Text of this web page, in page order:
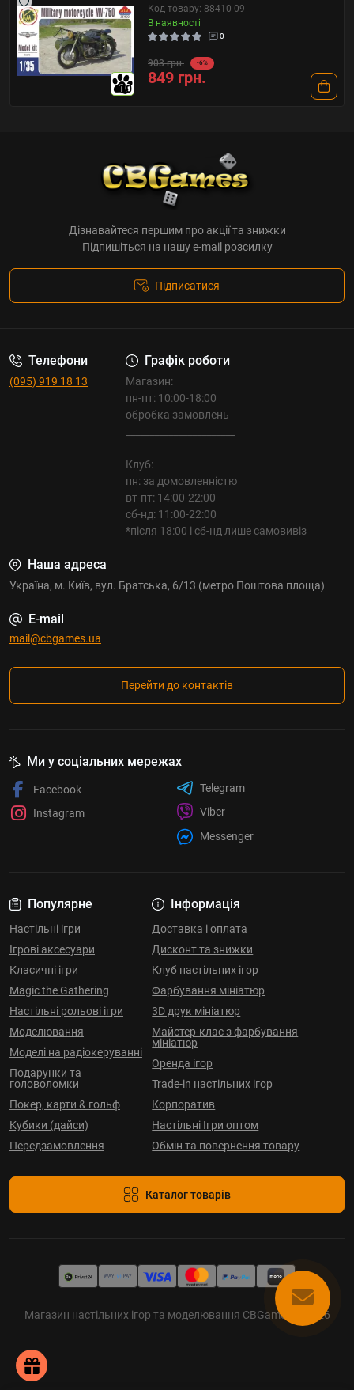
10
Код товару: 88410-09
В наявності
0
903 грн. -6%
849 грн.
Дізнавайтеся першим про акції та знижки
Підпишіться на нашу e-mail розсилку
Підписатися
Телефони
(095) 919 18 13
Графік роботи
Магазин:
пн-пт: 10:00-18:00
обробка замовлень
Клуб:
пн: за домовленністю
вт-пт: 14:00-22:00
сб-нд: 11:00-22:00
*після 18:00 і сб-нд лише самовивіз
Наша адреса
Україна, м. Київ, вул. Братська, 6/13 (метро Поштова площа)
E-mail
mail@cbgames.ua
Перейти до контактів
Популярне
Настільні ігри
Ігрові аксесуари
Класичні ігри
Magic the Gathering
Настільні рольові ігри
Моделювання
Моделі на радіокеруванні
Подарунки та
головоломки
Покер, карти & гольф
Кубики (дайси)
Передзамовлення
Інформація
Доставка і оплата
Дисконт та знижки
Клуб настільних ігор
Фарбування мініатюр
3D друк мініатюр
Майстер-клас з фарбування
мініатюр
Оренда ігор
Trade-in настільних ігор
Корпоратив
Настільні Ігри оптом
Обмін та повернення товару
Каталог товарів
Ми у соціальних мережах
Facebook
Instagram
Telegram
Viber
Messenger
Магазин настільних ігор та моделювання CBGames © 2026